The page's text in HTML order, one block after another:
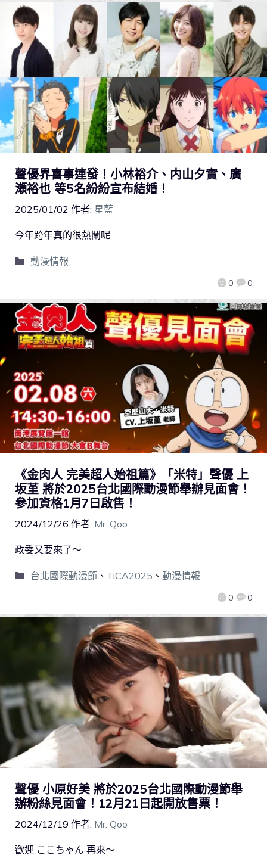
聲優界喜事連發！小林裕介、内山夕實、廣
瀬裕也 等5名紛紛宣布結婚！
2025/01/02 作者: 星藍
0 0
今年跨年真的很熱鬧呢
動漫情報
《金肉人 完美超人始祖篇》「米特」聲優 上
坂堇 將於2025台北國際動漫節舉辦見面會！
參加資格1月7日啟售！
2024/12/26 作者: Mr. Qoo
0 0
政委又要來了～
台北國際動漫節、 TiCA2025 、 動漫情報
聲優 小原好美 將於2025台北國際動漫節舉
辦粉絲見面會！12月21日起開放售票！
2024/12/19 作者: Mr. Qoo
歡迎 ここちゃん 再來～